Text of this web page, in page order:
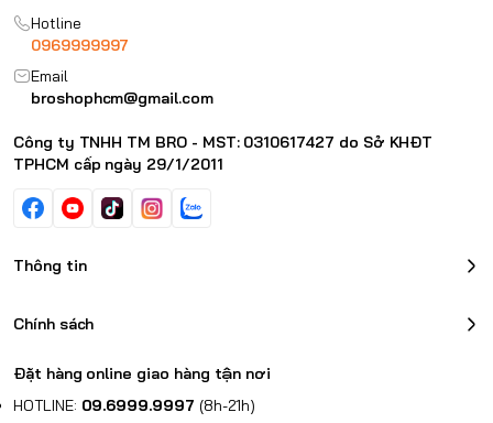
Hotline
0969999997
Email
broshophcm@gmail.com
Công ty TNHH TM BRO - MST: 0310617427 do Sở KHĐT
TPHCM cấp ngày 29/1/2011
Thông tin
Chính sách
Đặt hàng online giao hàng tận nơi
HOTLINE: 09.6999.9997 (8h-21h)